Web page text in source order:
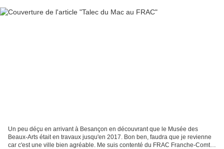
Un peu déçu en arrivant à Besançon en découvrant que le Musée des
Beaux-Arts était en travaux jusqu'en 2017. Bon ben, faudra que je revienne
car c'est une ville bien agréable. Me suis contenté du FRAC Franche-Comté